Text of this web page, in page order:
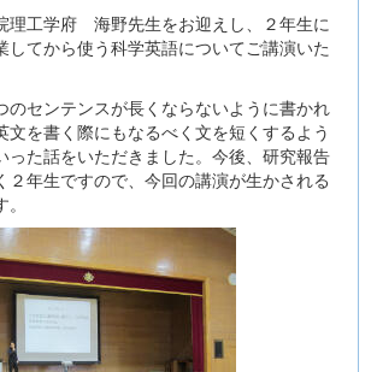
理工学府 海野先生をお迎えし、２年生に
してから使う科学英語についてご講演いた
センテンスが長くならないように書かれ
文を書く際にもなるべく文を短くするよう
った話をいただきました。今後、研究報告
２年生ですので、今回の講演が生かされる